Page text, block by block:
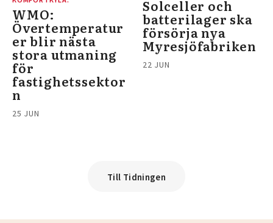
WMO:
Övertemperatur
er blir nästa
stora utmaning
för
fastighetssektor
n
25 JUN
Solceller och
batterilager ska
försörja nya
Myresjöfabriken
22 JUN
Till Tidningen